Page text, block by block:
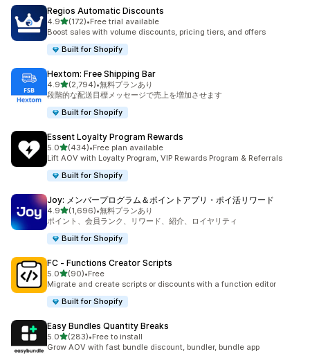
Regios Automatic Discounts
4.95つ星中
(172)
合計レビュー数：172件
•Free trial available
Boost sales with volume discounts, pricing tiers, and offers
Built for Shopify
Hextom: Free Shipping Bar
4.95つ星中
(2,794)
合計レビュー数：2794件
•無料プランあり
段階的な配送目標メッセージで売上を増加させます
Built for Shopify
Essent Loyalty Program Rewards
5.05つ星中
(434)
合計レビュー数：434件
•Free plan available
Lift AOV with Loyalty Program, VIP Rewards Program & Referrals
Built for Shopify
Joy: メンバープログラム＆ポイントアプリ・ポイ活リワード
4.95つ星中
(1,696)
合計レビュー数：1696件
•無料プランあり
ポイント、会員ランク、リワード、紹介、ロイヤリティ
Built for Shopify
FC ‑ Functions Creator Scripts
5.05つ星中
(90)
合計レビュー数：90件
•Free
Migrate and create scripts or discounts with a function editor
Built for Shopify
Easy Bundles Quantity Breaks
5.05つ星中
(283)
合計レビュー数：283件
•Free to install
Grow AOV with fast bundle discount, bundler, bundle app